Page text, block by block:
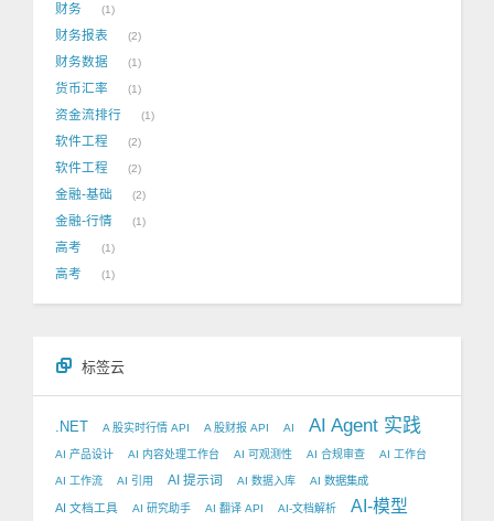
财务 1
财务报表 2
财务数据 1
货币汇率 1
资金流排行 1
软件工程 2
软件工程 2
金融-基础 2
金融-行情 1
高考 1
高考 1
标签云
.NET A 股实时行情 API A 股财报 API AI AI Agent 实践
AI 产品设计 AI 内容处理工作台 AI 可观测性 AI 合规审查 AI 工作台
AI 工作流 AI 引用 AI 提示词 AI 数据入库 AI 数据集成
AI 文档工具 AI 研究助手 AI 翻译 API AI-文档解析 AI-模型